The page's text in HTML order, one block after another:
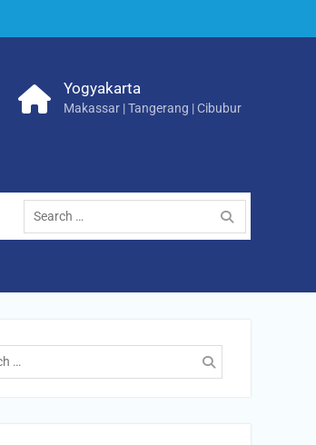
Yogyakarta
Makassar | Tangerang | Cibubur
Search
for: